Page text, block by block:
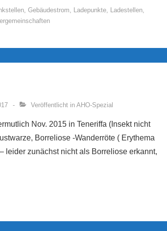
, Gebäudestrom, Ladepunkte, Ladestellen,
Veröffentlicht in AHO-Spezial
Nov. 2015 in Teneriffa (Insekt nicht
Borreliose -Wanderröte ( Erythema
leider zunächst nicht als Borreliose erkannt,